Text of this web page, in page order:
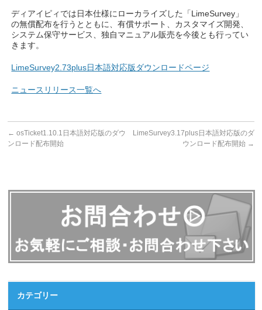
ディアイピィでは日本仕様にローカライズした「LimeSurvey」
の無償配布を行うとともに、有償サポート、カスタマイズ開発、
システム保守サービス、独自マニュアル販売を今後とも行ってい
きます。
LimeSurvey2.73plus日本語対応版ダウンロードページ
ニュースリリース一覧へ
← osTicket1.10.1日本語対応版のダウ
ンロード配布開始
LimeSurvey3.17plus日本語対応版のダ
ウンロード配布開始 →
カテゴリー